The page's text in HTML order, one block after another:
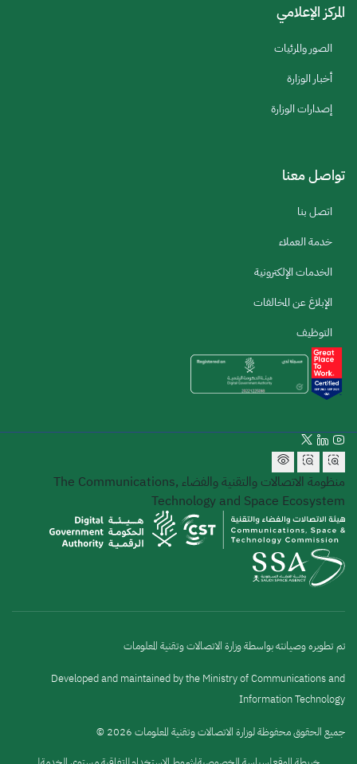
المركز الإعلامي
الصور والمرئيات
أخبار الوزارة
إصدارات الوزارة
تواصل معنا
اتصل بنا
خدمة العملاء
الخدمات الإلكترونية
الإبلاغ عن المخالفات
التوظيف
منظومة الاتصالات والتقنية والفضاء The Communications,
Technology and Space Ecosystem
تم تطويره وصيانته بواسطة وزارة الاتصالات وتقنية المعلومات
Developed and maintained by the Ministry of Communications and
Information Technology
جميع الحقوق محفوظة لوزارة الاتصالات وتقنية المعلومات 2026 ©